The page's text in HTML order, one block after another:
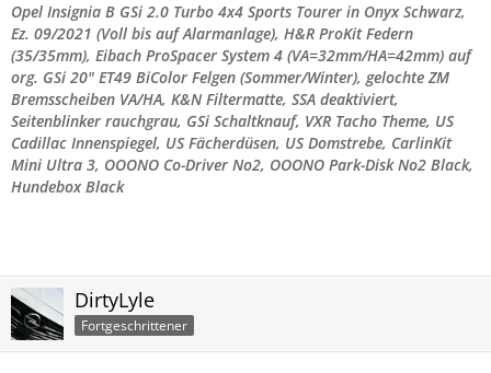
Opel Insignia B GSi 2.0 Turbo 4x4 Sports Tourer in Onyx Schwarz,
Ez. 09/2021 (Voll bis auf Alarmanlage), H&R ProKit Federn
(35/35mm), Eibach ProSpacer System 4 (VA=32mm/HA=42mm) auf
org. GSi 20" ET49 BiColor Felgen (Sommer/Winter), gelochte ZM
Bremsscheiben VA/HA, K&N Filtermatte, SSA deaktiviert,
Seitenblinker rauchgrau, GSi Schaltknauf, VXR Tacho Theme, US
Cadillac Innenspiegel, US Fächerdüsen, US Domstrebe, CarlinKit
Mini Ultra 3, OOONO Co-Driver No2, OOONO Park-Disk No2 Black,
Hundebox Black
DirtyLyle
Fortgeschrittener